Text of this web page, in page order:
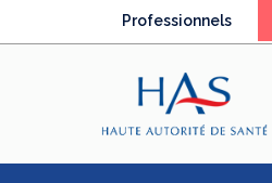
Professionnels